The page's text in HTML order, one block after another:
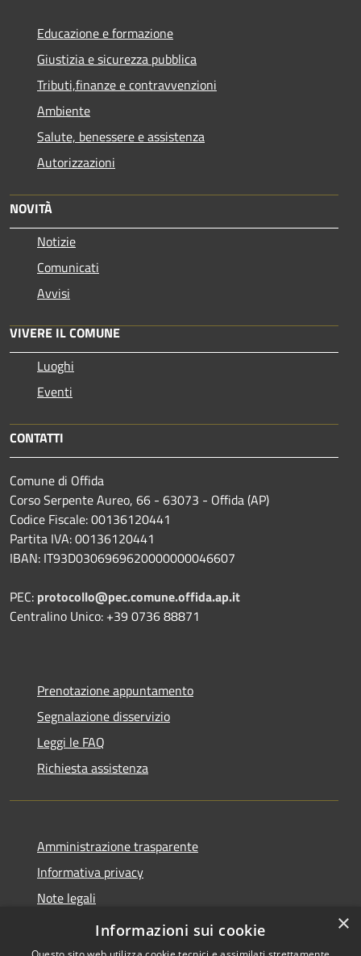
Educazione e formazione
Giustizia e sicurezza pubblica
Tributi,finanze e contravvenzioni
Ambiente
Salute, benessere e assistenza
Autorizzazioni
NOVITÀ
Notizie
Comunicati
Avvisi
VIVERE IL COMUNE
Luoghi
Eventi
CONTATTI
Comune di Offida
Corso Serpente Aureo, 66 - 63073 - Offida (AP)
Codice Fiscale: 00136120441
Partita IVA: 00136120441
IBAN: IT93D0306969620000000046607
PEC: protocollo@pec.comune.offida.ap.it
Centralino Unico: +39 0736 88871
Prenotazione appuntamento
Segnalazione disservizio
Leggi le FAQ
Richiesta assistenza
Amministrazione trasparente
Informativa privacy
Note legali
Dichiarazione di accessibilità
×
Informazioni sui cookie